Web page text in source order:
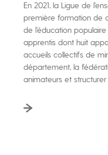
En 2021, la Ligue de
première formation de
de l’éducation
apprentis dont huit
accueils collectifs de
département, la
animateurs et